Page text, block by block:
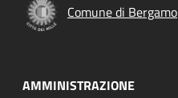
Comune di Bergamo
AMMINISTRAZIONE